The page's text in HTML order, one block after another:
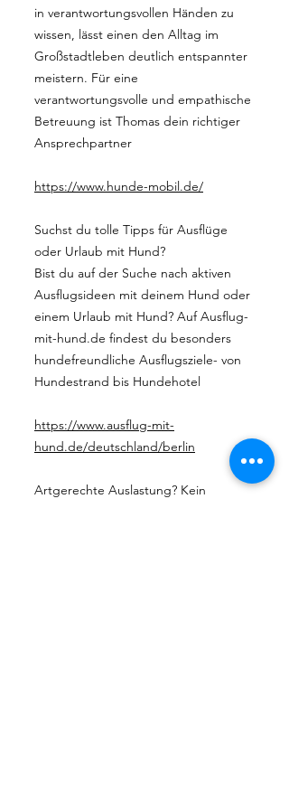
in verantwortungsvollen Händen zu
wissen, lässt einen den Alltag im
Großstadtleben deutlich entspannter
meistern. Für eine
verantwortungsvolle und empathische
Betreuung ist Thomas dein richtiger
Ansprechpartner
https://www.hunde-mobil.de/
Suchst du tolle Tipps für Ausflüge
oder Urlaub mit Hund?
Bist du auf der Suche nach aktiven
Ausflugsideen mit deinem Hund oder
einem Urlaub mit Hund? Auf Ausflug-
mit-hund.de findest du besonders
hundefreundliche Ausflugsziele- von
Hundestrand bis Hundehotel
https://www.ausflug-mit-
hund.de/deutschland/berlin
Artgerechte Auslastung? Kein